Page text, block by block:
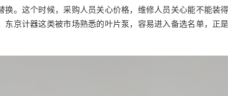
换。这个时候，采购人员关心价格，维修人员关心能不能装
东京计器这类被市场熟悉的叶片泵，容易进入备选名单，正